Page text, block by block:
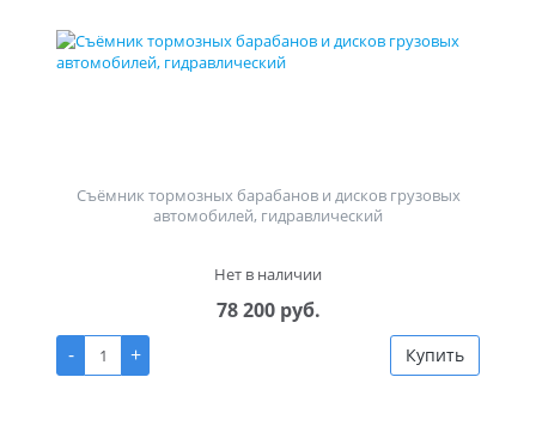
Съёмник тормозных барабанов и дисков грузовых
автомобилей, гидравлический
Нет в наличии
78 200 руб.
-
+ Купить